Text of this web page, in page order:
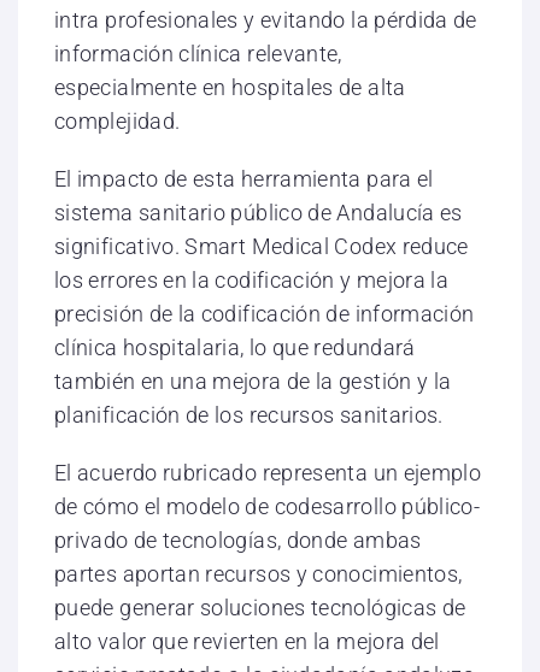
intra profesionales y evitando la pérdida de
información clínica relevante,
especialmente en hospitales de alta
complejidad.
El impacto de esta herramienta para el
sistema sanitario público de Andalucía es
significativo. Smart Medical Codex reduce
los errores en la codificación y mejora la
precisión de la codificación de información
clínica hospitalaria, lo que redundará
también en una mejora de la gestión y la
planificación de los recursos sanitarios.
El acuerdo rubricado representa un ejemplo
de cómo el modelo de codesarrollo público-
privado de tecnologías, donde ambas
partes aportan recursos y conocimientos,
puede generar soluciones tecnológicas de
alto valor que revierten en la mejora del